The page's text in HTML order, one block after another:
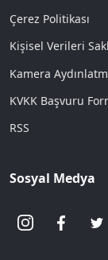
Çerez Politikası
Kişisel Verileri
Kamera
KVKK Başvuru
RSS
Sosyal Medya